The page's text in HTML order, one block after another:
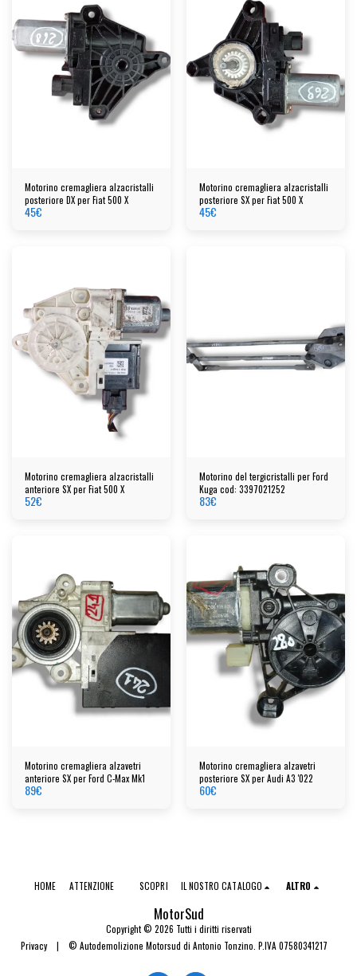
Motorino cremagliera alzacristalli
posteriore DX per Fiat 500 X
45€
Motorino cremagliera alzacristalli
posteriore SX per Fiat 500 X
45€
Motorino cremagliera alzacristalli
anteriore SX per Fiat 500 X
52€
Motorino del tergicristalli per Ford
Kuga cod: 3397021252
83€
Motorino cremagliera alzavetri
anteriore SX per Ford C-Max Mk1
89€
Motorino cremagliera alzavetri
posteriore SX per Audi A3 '022
60€
MotorSud
Copyright © 2026 Tutti i diritti riservati
Privacy| © Autodemolizione Motorsud di Antonio Tonzino. P.IVA 07580341217
HOME ATTENZIONE SCOPRI IL NOSTRO CATALOGO ALTRO